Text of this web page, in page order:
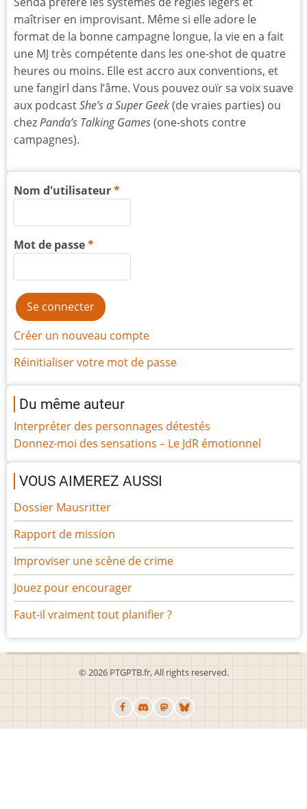
maîtriser en improvisant. Même si elle adore le
format de la bonne campagne longue, la vie en a fait
une MJ très compétente dans les one-shot de quatre
heures ou moins. Elle est accro aux conventions, et
une fangirl dans l’âme. Vous pouvez ouïr sa voix suave
aux podcastShe’s a Super Geek(de vraies parties) ou
chezPanda’s Talking Games(one-shots contre
campagnes).
Nom d'utilisateur
Mot de passe
Créer un nouveau compte
Réinitialiser votre mot de passe
Du même auteur
Interpréter des personnages détestés
Donnez-moi des sensations – Le JdR émotionnel
VOUS AIMEREZ AUSSI
Dossier Mausritter
Rapport de mission
Improviser une scène de crime
Jouez pour encourager
Faut-il vraiment tout planifier ?
© 2026 PTGPTB.fr, All rights reserved.